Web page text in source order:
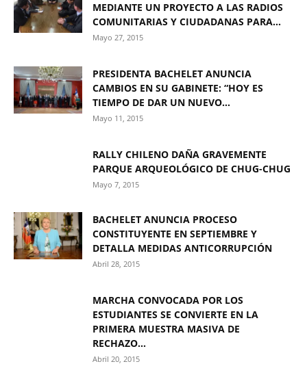
MEDIANTE UN PROYECTO A LAS RADIOS
COMUNITARIAS Y CIUDADANAS PARA...
Mayo 27, 2015
PRESIDENTA BACHELET ANUNCIA
CAMBIOS EN SU GABINETE: “HOY ES
TIEMPO DE DAR UN NUEVO...
Mayo 11, 2015
RALLY CHILENO DAÑA GRAVEMENTE
PARQUE ARQUEOLÓGICO DE CHUG-CHUG
Mayo 7, 2015
BACHELET ANUNCIA PROCESO
CONSTITUYENTE EN SEPTIEMBRE Y
DETALLA MEDIDAS ANTICORRUPCIÓN
Abril 28, 2015
MARCHA CONVOCADA POR LOS
ESTUDIANTES SE CONVIERTE EN LA
PRIMERA MUESTRA MASIVA DE
RECHAZO...
Abril 20, 2015